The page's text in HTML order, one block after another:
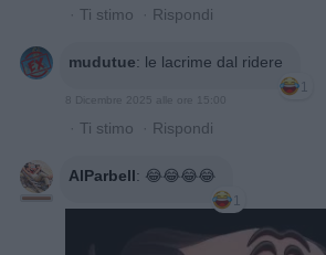
· Ti stimo · Rispondi
mudutue: le lacrime dal ridere
1
8 Dicembre 2025 alle ore 15:00
· Ti stimo · Rispondi
AlParbell: 😂😂😂😂
1